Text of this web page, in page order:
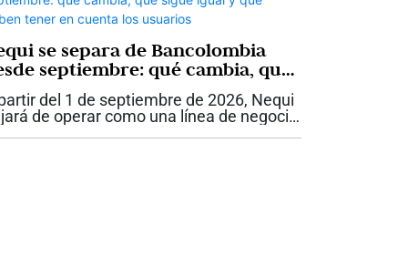
se separa de Bancolombia
septiembre: qué cambia, qué
igual y qué deben tener en
los usuarios
del 1 de septiembre de 2026, Nequi
de operar como una línea de negocio